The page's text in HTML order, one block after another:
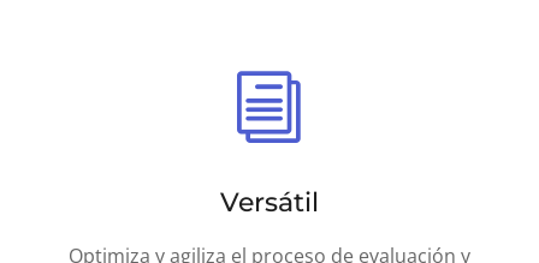
i
Versátil
Optimiza y agiliza el proceso de evaluación y